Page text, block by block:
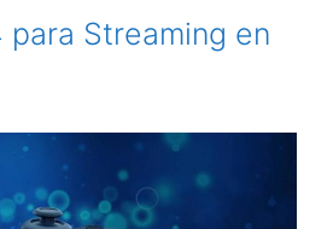
para Streaming en